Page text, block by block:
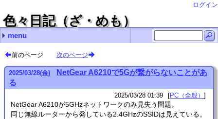
ログイン
色々日記（ざ・めも）
menu
最近の記事
NetGear A6210で5Gが繋がらないことがある
RubyのHttpClientはそろそろ捨てるべき？
Ruby XMLRPCでdokuwikiのAPIをコールするとエラー
SDHCカードは壊れる(特にRaspberryPiのものは)
ディスクのワイプあれこれ
最近のコメント
VHSデジタル化(再) url
Thunderbirdの文字化け対処法 you
ASUS Xonar U7の点滅死問題 nab
Thunderbirdの文字化け対処法 感謝！
RubyでUTF-8ファイル名＆外部コマンド実行 zetamatta
月別の記事リスト
2025年 (1)
2025年03月 (1)
2024年 (2)
2024年04月 (1)
2024年02月 (1)
2023年 (3)
2023年11月 (1)
2023年10月 (2)
2022年 (4)
2022年08月 (1)
2022年06月 (1)
2022年05月 (1)
2022年02月 (1)
2021年 (4)
2021年12月 (1)
2021年09月 (1)
2021年07月 (2)
2020年 (5)
2020年12月 (2)
2020年11月 (1)
2020年05月 (1)
2020年03月 (1)
2019年 (6)
2019年11月 (1)
2019年10月 (1)
2019年08月 (1)
2019年02月 (2)
2019年01月 (1)
2018年 (3)
2018年12月 (1)
2018年11月 (2)
2017年 (2)
2017年09月 (1)
2017年07月 (1)
2016年 (1)
2016年01月 (1)
2015年 (5)
2015年07月 (3)
2015年06月 (1)
2015年04月 (1)
2014年 (12)
2014年11月 (1)
2014年10月 (1)
2014年08月 (3)
2014年06月 (2)
2014年05月 (1)
2014年04月 (1)
2014年02月 (1)
2014年01月 (2)
2013年 (17)
2013年12月 (4)
2013年11月 (4)
2013年10月 (4)
2013年07月 (2)
2013年06月 (1)
2013年05月 (1)
2013年02月 (1)
2012年 (5)
2012年07月 (2)
2012年06月 (2)
2012年01月 (1)
2011年 (26)
2011年12月 (8)
2011年11月 (5)
2011年07月 (2)
2011年06月 (1)
2011年05月 (2)
2011年04月 (2)
2011年02月 (5)
2011年01月 (1)
2010年 (4)
2010年12月 (1)
2010年11月 (1)
2010年10月 (1)
2010年07月 (1)
2009年 (4)
2009年08月 (1)
2009年07月 (2)
2009年03月 (1)
2008年 (27)
2008年11月 (2)
2008年10月 (1)
2008年09月 (3)
2008年08月 (9)
2008年07月 (4)
2008年06月 (1)
2008年04月 (1)
2008年02月 (4)
2008年01月 (2)
2007年 (48)
2007年12月 (1)
2007年11月 (12)
2007年10月 (8)
2007年08月 (3)
2007年07月 (9)
2007年06月 (3)
2007年05月 (8)
2007年03月 (2)
2007年02月 (1)
2007年01月 (1)
2006年 (27)
2006年12月 (4)
2006年08月 (1)
2006年07月 (1)
2006年06月 (1)
2006年05月 (9)
2006年04月 (3)
2006年03月 (3)
2006年02月 (5)
2005年 (98)
2005年10月 (14)
2005年09月 (9)
2005年08月 (3)
2005年07月 (6)
2005年06月 (5)
2005年05月 (10)
2005年04月 (16)
2005年03月 (20)
2005年02月 (10)
2005年01月 (5)
2004年 (167)
2004年12月 (14)
2004年11月 (10)
2004年10月 (6)
2004年09月 (10)
2004年08月 (28)
2004年07月 (3)
2004年06月 (11)
2004年05月 (6)
2004年04月 (18)
2004年03月 (23)
2004年02月 (27)
2004年01月 (11)
2003年 (68)
2003年12月 (5)
2003年11月 (9)
2003年10月 (3)
2003年09月 (3)
2003年08月 (4)
2003年07月 (4)
2003年06月 (10)
2003年05月 (12)
2003年04月 (7)
2003年03月 (3)
2003年02月 (7)
2003年01月 (1)
2002年 (32)
2002年11月 (2)
2002年09月 (1)
2002年08月 (2)
2002年07月 (8)
2002年06月 (1)
2002年05月 (1)
2002年03月 (4)
2002年02月 (11)
2002年01月 (2)
2001年 (28)
2001年12月 (7)
2001年10月 (4)
2001年08月 (2)
2001年07月 (5)
2001年06月 (3)
2001年05月 (7)
タグPC（全般） (313)
PC（Linux） (153)
PC（プログラミング） (83)
工作 (3)
家電 (13)
その他 (6)
動画制作 (4)
お絵かき (15)
情報工学 (7)
- (1)
(none) (1)
前のページ 次のページ
2025/03/28(金)
NetGear A6210で5Gが繋がらないことがあ
る
2025/03/28 01:39 PC（全般）
NetGear A6210が5GHzネットワークのみ見失う問題。
同じ無線ルーターから発している2.4GHzのSSIDは見えている。